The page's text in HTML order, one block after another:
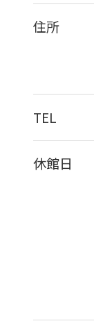
住所
TEL
休館日